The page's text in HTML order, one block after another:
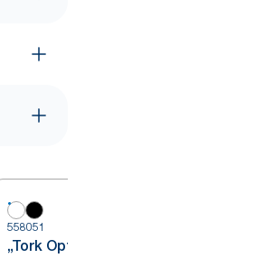
558051
„Tork OptiServe®“ 4 tualetinio